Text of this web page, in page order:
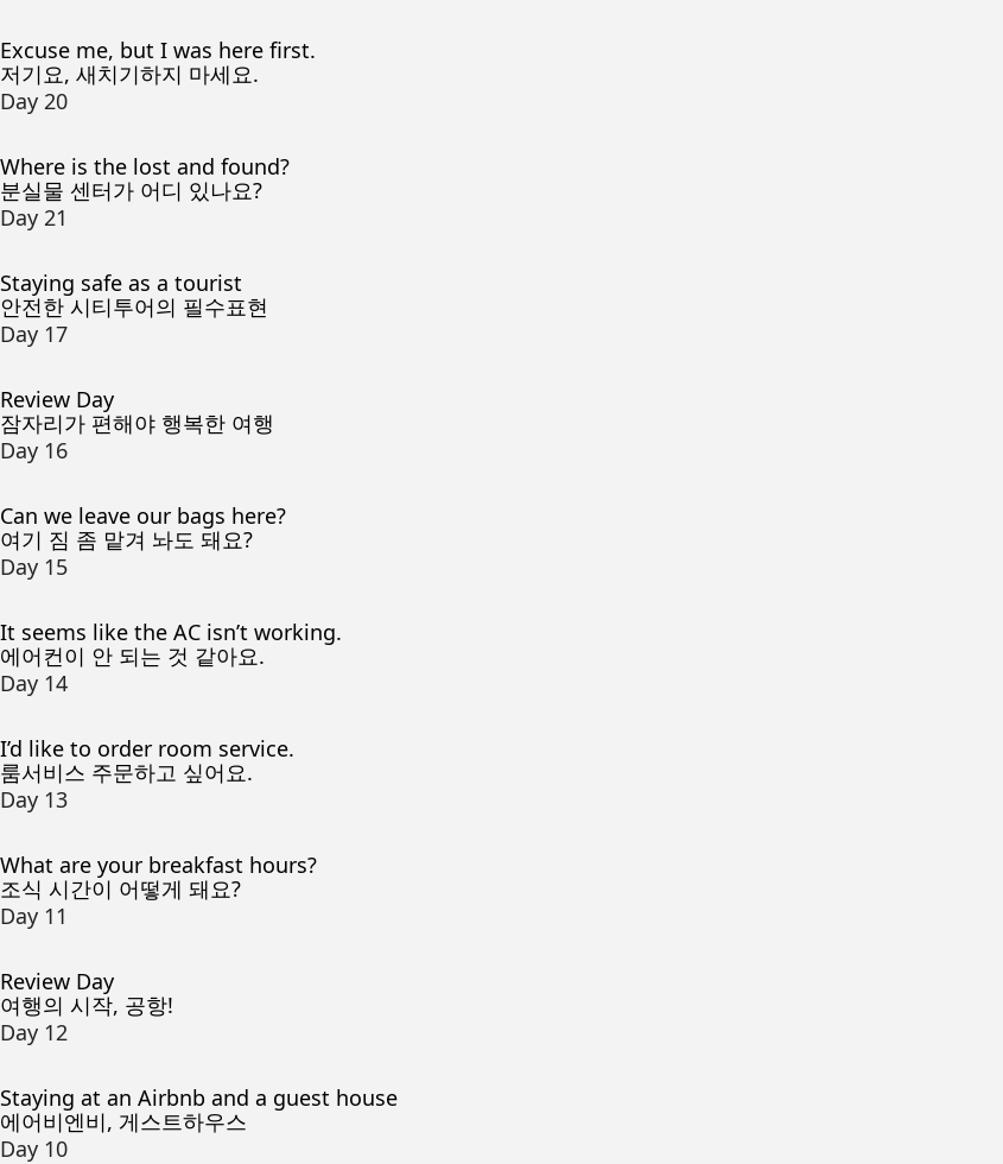
Excuse me, but I was here first.
저기요, 새치기하지 마세요.
Day 20
Where is the lost and found?
분실물 센터가 어디 있나요?
Day 21
Staying safe as a tourist
안전한 시티투어의 필수표현
Day 17
Review Day
잠자리가 편해야 행복한 여행
Day 16
Can we leave our bags here?
여기 짐 좀 맡겨 놔도 돼요?
Day 15
It seems like the AC isn’t working.
에어컨이 안 되는 것 같아요.
Day 14
I’d like to order room service.
룸서비스 주문하고 싶어요.
Day 13
What are your breakfast hours?
조식 시간이 어떻게 돼요?
Day 11
Review Day
여행의 시작, 공항!
Day 12
Staying at an Airbnb and a guest house
에어비엔비, 게스트하우스
Day 10